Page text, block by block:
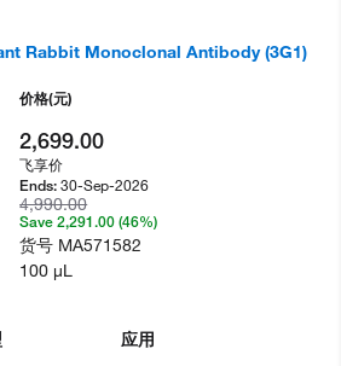
Rabbit Monoclonal Antibody (3G1)
应用
价格(元)
2,699.00
飞享价
Ends:30-Sep-2026
4,990.00
Save 2,291.00 (46%)
货号 MA571582
100 µL